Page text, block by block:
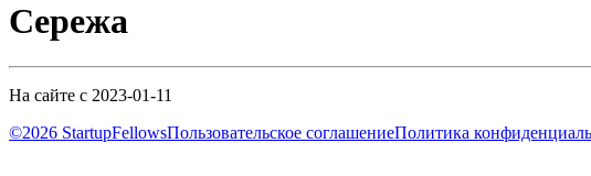
Сережа
На сайте с 2023-01-11
©2026 StartupFellowsПользовательское соглашениеПолитика